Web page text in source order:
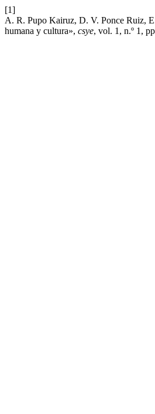
[1]
A. R. Pupo Kairuz, D. V. Ponce Ruiz,
humana y cultura», csye, vol. 1, n.º 1,